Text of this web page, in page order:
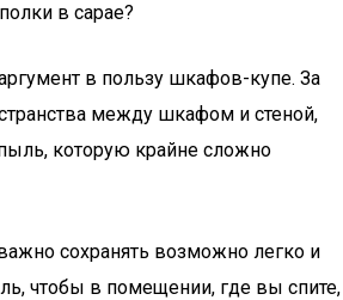
в сарае?
в пользу шкафов-купе. За
между шкафом и стеной,
которую крайне сложно
сохранять возможно легко и
чтобы в помещении, где вы спите,